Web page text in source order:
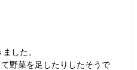
した。
野菜を足したりしたそうで